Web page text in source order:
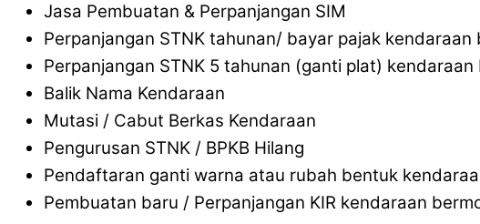
Jasa Pembuatan & Perpanjangan SIM
Perpanjangan STNK tahunan/ bayar pajak kendaraan
Perpanjangan STNK 5 tahunan (ganti plat)
Balik Nama Kendaraan
Mutasi / Cabut Berkas Kendaraan
Pengurusan STNK / BPKB Hilang
Pendaftaran ganti warna atau rubah bentuk
Pembuatan baru / Perpanjangan KIR kendaraan